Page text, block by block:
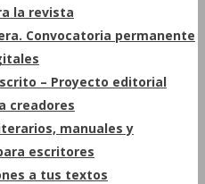
la revista
Convocatoria permanente
– Proyecto editorial
creadores
manuales y
escritores
a tus textos